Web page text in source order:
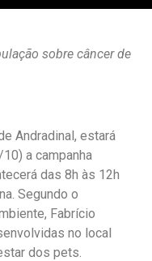
sobre câncer de
Andradinal, estará
a campanha
das 8h às 12h
Segundo o
Fabrício
no local
dos pets.